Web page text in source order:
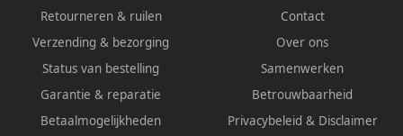
Retourneren & ruilen
Verzending & bezorging
Status van bestelling
Garantie & reparatie
Betaalmogelijkheden
Contact
Over ons
Samenwerken
Betrouwbaarheid
Privacybeleid & Disclaimer